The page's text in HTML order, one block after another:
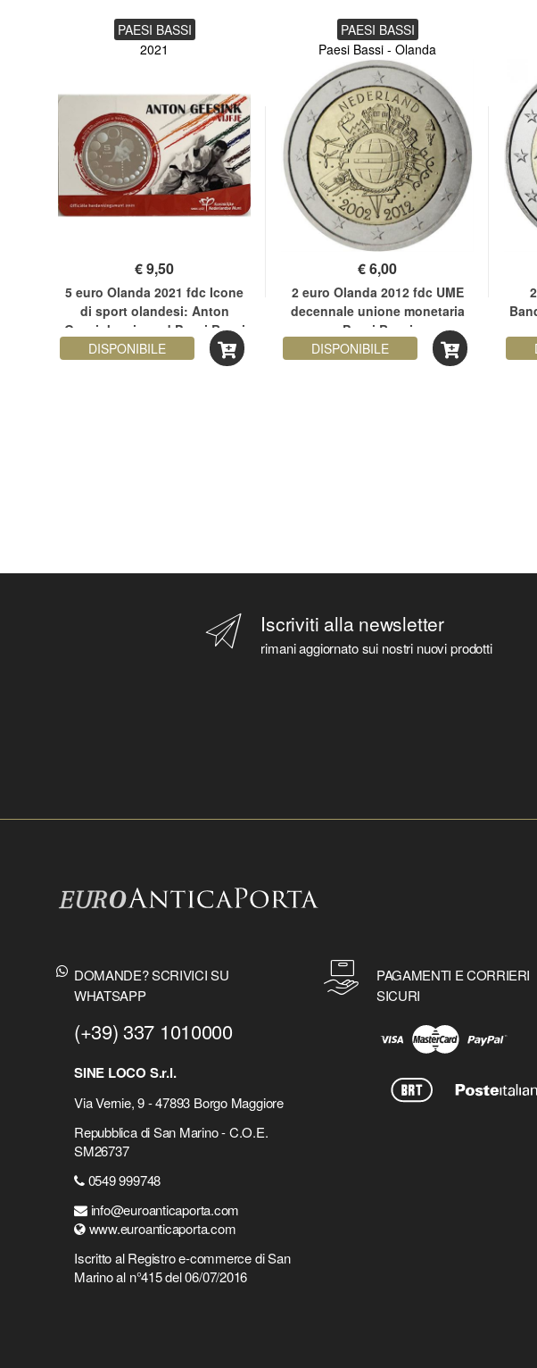
PAESI BASSI
2021
€9,50
5 euro Olanda 2021 fdc Icone
di sport olandesi: Anton
Geesink coincard Paesi Bassi
DISPONIBILE
PAESI BASSI
Paesi Bassi - Olanda
€6,00
2 euro Olanda 2012 fdc UME
decennale unione monetaria
Paesi Bassi
DISPONIBILE
Iscriviti alla newsletter
rimani aggiornato sui nostri nuovi prodotti
DOMANDE? SCRIVICI SU
WHATSAPP
(+39) 337 1010000
SINE LOCO S.r.l.
Via Vernie, 9 - 47893 Borgo Maggiore
Repubblica di San Marino - C.O.E.
SM26737
0549 999748
info@euroanticaporta.com
www.euroanticaporta.com
Iscritto al Registro e-commerce di San
Marino al n°415 del 06/07/2016
PAGAMENTI E CORRIERI
SICURI